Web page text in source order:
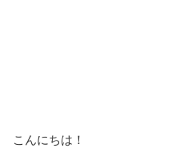
こんにちは！